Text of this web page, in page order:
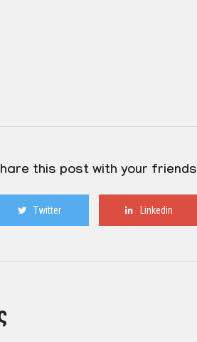
this post with your friends
Twitter Linkedin